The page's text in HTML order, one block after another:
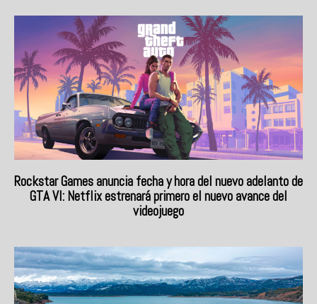
Rockstar Games anuncia fecha y hora del nuevo adelanto de
GTA VI: Netflix estrenará primero el nuevo avance del
videojuego